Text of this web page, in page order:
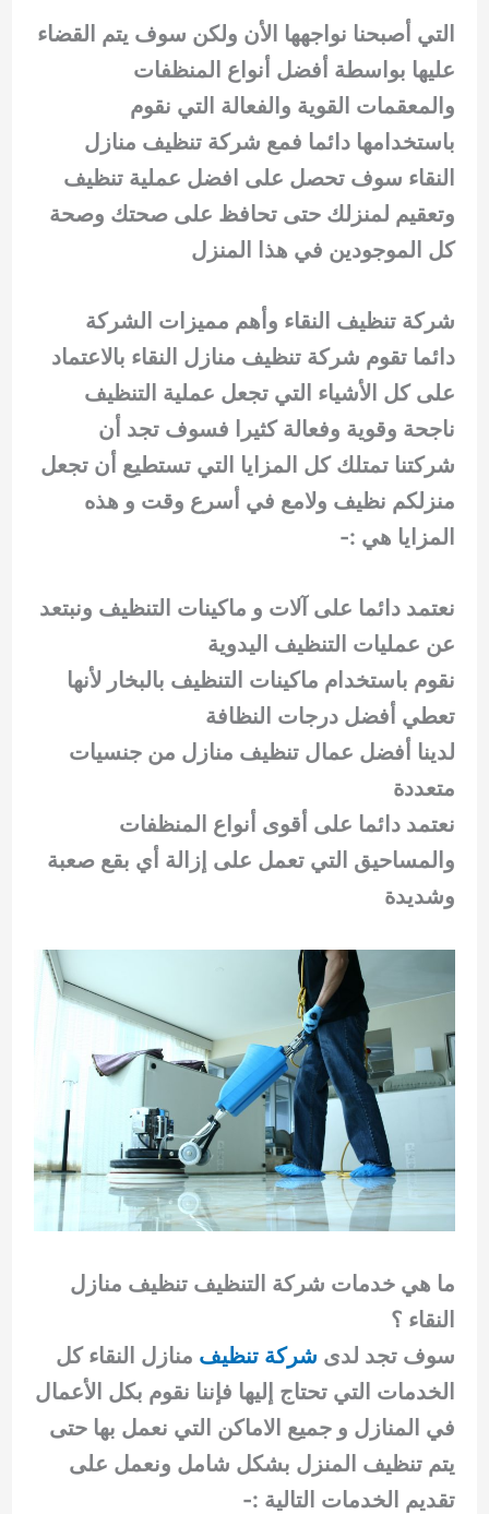
التي أصبحنا نواجهها الأن ولكن سوف يتم القضاء
عليها بواسطة أفضل أنواع المنظفات
والمعقمات القوية والفعالة التي نقوم
باستخدامها دائما فمع شركة تنظيف منازل
النقاء سوف تحصل على افضل عملية تنظيف
وتعقيم لمنزلك حتى تحافظ على صحتك وصحة
كل الموجودين في هذا المنزل
شركة تنظيف النقاء وأهم مميزات الشركة
دائما تقوم شركة تنظيف منازل النقاء بالاعتماد
على كل الأشياء التي تجعل عملية التنظيف
ناجحة وقوية وفعالة كثيرا فسوف تجد أن
شركتنا تمتلك كل المزايا التي تستطيع أن تجعل
منزلكم نظيف ولامع في أسرع وقت و هذه
المزايا هي :-
نعتمد دائما على آلات و ماكينات التنظيف ونبتعد
عن عمليات التنظيف اليدوية
نقوم باستخدام ماكينات التنظيف بالبخار لأنها
تعطي أفضل درجات النظافة
لدينا أفضل عمال تنظيف منازل من جنسيات
متعددة
نعتمد دائما على أقوى أنواع المنظفات
والمساحيق التي تعمل على إزالة أي بقع صعبة
وشديدة
ما هي خدمات شركة التنظيف تنظيف منازل
النقاء ؟
سوف تجد لدى شركة تنظيف منازل النقاء كل
الخدمات التي تحتاج إليها فإننا نقوم بكل الأعمال
في المنازل و جميع الاماكن التي نعمل بها حتى
يتم تنظيف المنزل بشكل شامل ونعمل على
تقديم الخدمات التالية :-